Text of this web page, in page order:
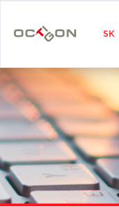
Octigon, a.s. SK
SK